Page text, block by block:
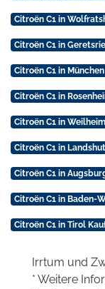
Citroën C1 in
Citroën C1 in
Citroën C1 in
Citroën C1 in
Citroën C1 in
Citroën C1 in
Citroën C1 in
Citroën C1 in Baden-
Citroën C1 in Tirol
Irrtum und
* Weitere